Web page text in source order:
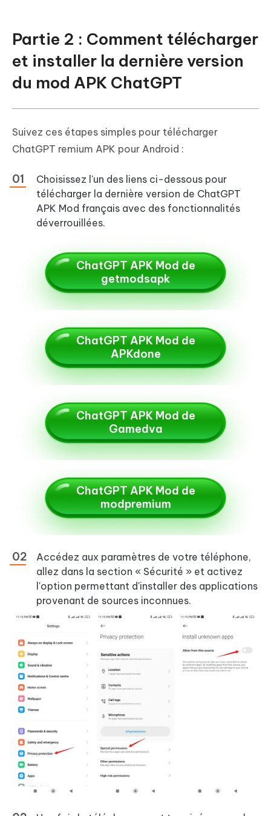
Partie 2 : Comment télécharger
et installer la dernière version
du mod APK ChatGPT
Suivez ces étapes simples pour télécharger
ChatGPT remium APK pour Android :
Choisissez l'un des liens ci-dessous pour
télécharger la dernière version de ChatGPT
APK Mod français avec des fonctionnalités
déverrouillées.
ChatGPT APK Mod de
getmodsapk
ChatGPT APK Mod de
APKdone
ChatGPT APK Mod de
Gamedva
ChatGPT APK Mod de
modpremium
Accédez aux paramètres de votre téléphone,
allez dans la section « Sécurité » et activez
l'option permettant d'installer des applications
provenant de sources inconnues.